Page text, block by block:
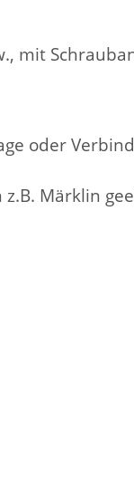
mit
oder
Märklin